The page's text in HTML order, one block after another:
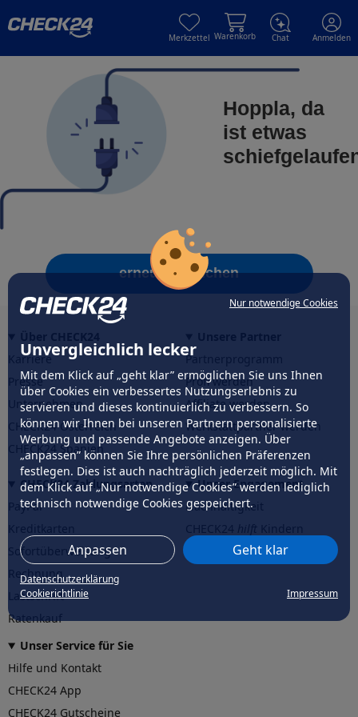
Nur notwendige Cookies
Unvergleichlich lecker
Mit dem Klick auf „geht klar” ermöglichen Sie uns Ihnen
über Cookies ein verbessertes Nutzungserlebnis zu
servieren und dieses kontinuierlich zu verbessern. So
können wir Ihnen bei unseren Partnern personalisierte
Werbung und passende Angebote anzeigen. Über
„anpassen” können Sie Ihre persönlichen Präferenzen
festlegen. Dies ist auch nachträglich jederzeit möglich. Mit
dem Klick auf „Nur notwendige Cookies” werden lediglich
technisch notwendige Cookies gespeichert.
Anpassen Geht klar
Datenschutzerklärung
Cookierichtlinie
Impressum
Merkzettel Warenkorb Chat Anmelden
Hoppla, da
ist etwas
erneut versuchen
Karriere
Presse
Unternehmen
CHECK24 Österreich
CHECK24 Spanien
Partnerprogramm
Profi werden
Affiliate werden
Werkstattpartner werden
CHECK24 Zahlungsarten
PayPal
Sofortüberweisung
Rechnung
Lastschrift
Ratenkauf
Unser Engagement
Nachhaltigkeit
CHECK24hilftder Natur
Unser Service für Sie
Hilfe und Kontakt
CHECK24 App
CHECK24 Gutscheine